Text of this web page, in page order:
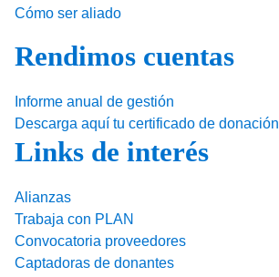
Cómo ser aliado
Rendimos cuentas
Informe anual de gestión
Descarga aquí tu certificado de donación
Links de interés
Alianzas
Trabaja con PLAN
Convocatoria proveedores
Captadoras de donantes